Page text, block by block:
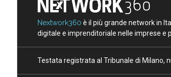
Nextwork360 è il più grande network in
digitale e imprenditoriale nelle imprese e
Testata registrata al Tribunale di Milano,